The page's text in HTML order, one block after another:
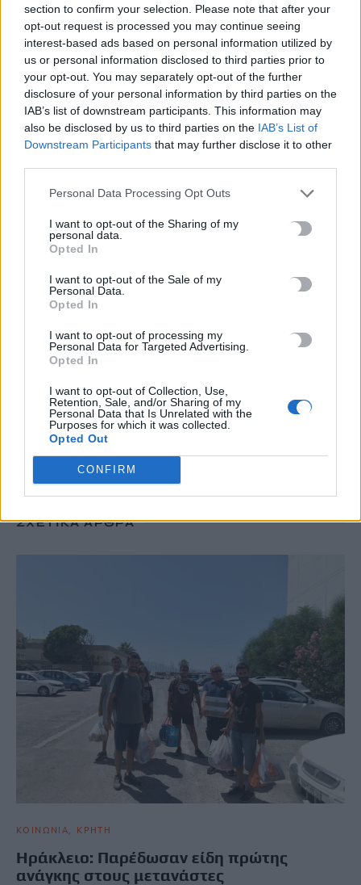
section to confirm your selection. Please note that after your
opt-out request is processed you may continue seeing
interest-based ads based on personal information utilized by
us or personal information disclosed to third parties prior to
your opt-out. You may separately opt-out of the further
disclosure of your personal information by third parties on the
IAB’s list of downstream participants. This information may
also be disclosed by us to third parties on the IAB’s List of
Downstream Participants that may further disclose it to other
Personal Data Processing Opt Outs
I want to opt-out of the Sharing of my
personal data.
Opted In
I want to opt-out of the Sale of my
Personal Data.
Opted In
I want to opt-out of processing my
Personal Data for Targeted Advertising.
Opted In
I want to opt-out of Collection, Use,
Retention, Sale, and/or Sharing of my
Personal Data that Is Unrelated with the
Purposes for which it was collected.
Opted Out
CONFIRM
6 Αυγούστου, 2026
Τι δείχνει η ιατροδικαστική εξέταση για τα αίτια θανάτου του
90χρονου που εντοπίστηκε μέσα σε καταψύκτη
6 Αυγούστου, 2026
Το Αρκαλοχώρι γιόρτασε τον Προστάτη και Πολιούχο του
ευλογιά των αιγοπροβάτων
6 Αυγούστου, 2026
Έκτακτο επίδομα παιδιού: Ποιοι πάνε ταμείο
6 Αυγούστου, 2026
ΝΕΕΣ ΤΑΥΤΟΤΗΤΕΣ #ΙΔΡΩΤΑΣ #ΚΑΚΟΣΜΙΑ
ΚΑΡΤΑ ΑΓΡΟΤΗ
ΣΧΕΤΙΚΆ ΆΡΘΡΑ
ΚΟΙΝΩΝΙΑ ΚΡΗΤΗ
Ηράκλειο: Παρέδωσαν είδη πρώτης
ανάγκης στους μετανάστες